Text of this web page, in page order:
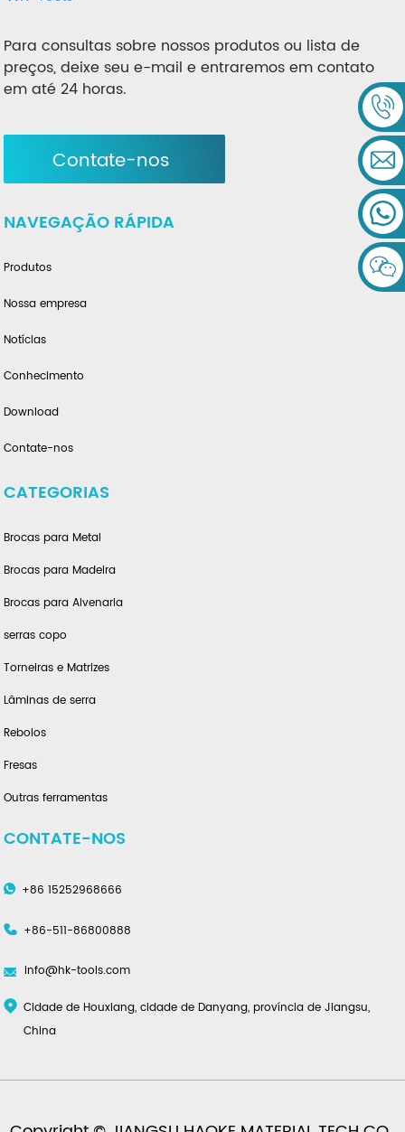
Para consultas sobre nossos produtos ou lista de
preços, deixe seu e-mail e entraremos em contato
em até 24 horas.
Contate-nos
NAVEGAÇÃO RÁPIDA
Produtos
Nossa empresa
Notícias
Conhecimento
Download
Contate-nos
CATEGORIAS
Brocas para Metal
Brocas para Madeira
Brocas para Alvenaria
serras copo
Torneiras e Matrizes
Lâminas de serra
Rebolos
Fresas
Outras ferramentas
CONTATE-NOS
+86 15252968666
+86-511-86800888
info@hk-tools.com
Cidade de Houxiang, cidade de Danyang, província de Jiangsu,
China